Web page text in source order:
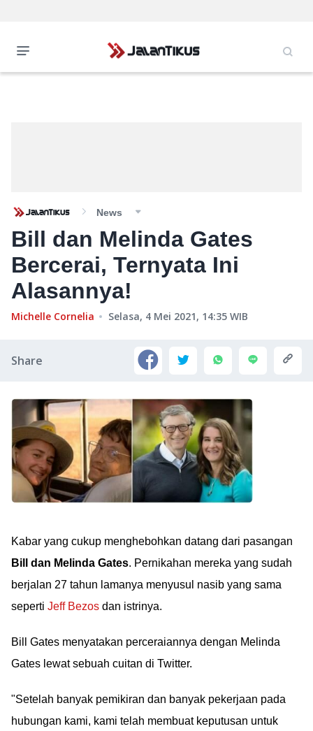
News
Bill dan Melinda Gates
Bercerai, Ternyata Ini
Alasannya!
Michelle Cornelia Selasa, 4 Mei 2021, 14:35 WIB
Share
Kabar yang cukup menghebohkan datang dari pasangan
Bill dan Melinda Gates. Pernikahan mereka yang sudah
berjalan 27 tahun lamanya menyusul nasib yang sama
seperti Jeff Bezos dan istrinya.
Bill Gates menyatakan perceraiannya dengan Melinda
Gates lewat sebuah cuitan di Twitter.
"Setelah banyak pemikiran dan banyak pekerjaan pada
hubungan kami, kami telah membuat keputusan untuk